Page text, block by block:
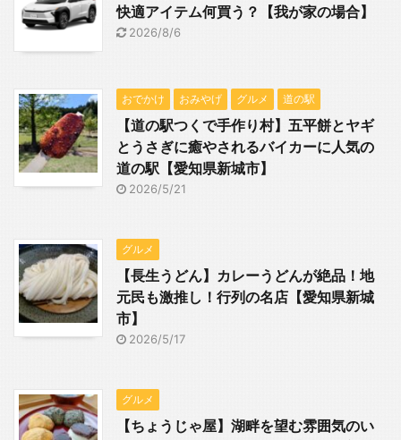
快適アイテム何買う？【我が家の場合】
2026/8/6
おでかけ おみやげ グルメ 道の駅
【道の駅つくで手作り村】五平餅とヤギ
とうさぎに癒やされるバイカーに人気の
道の駅【愛知県新城市】
2026/5/21
グルメ
【長生うどん】カレーうどんが絶品！地
元民も激推し！行列の名店【愛知県新城
市】
2026/5/17
グルメ
【ちょうじゃ屋】湖畔を望む雰囲気のい